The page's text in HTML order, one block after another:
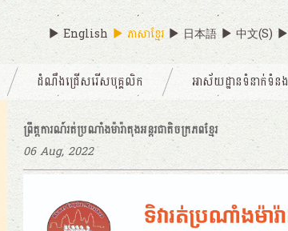
English ភាសាខ្មែរ 日本語 中文(S)
ដំណឹងជ្រើសរើសបុគ្គលិក អាស័យដ្ឋានទំនាក់ទំនង
ព្រឹត្តការណ៍រត់ប្រណាំងម៉ារ៉ាតុងអន្តរជាតិចក្រភពខ្មែរ
06 Aug, 2022